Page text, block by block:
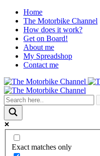
Home
The Motorbike Channel
How does it work?
Get on Board!
About me
My Spreadshop
Contact me
Exact matches only